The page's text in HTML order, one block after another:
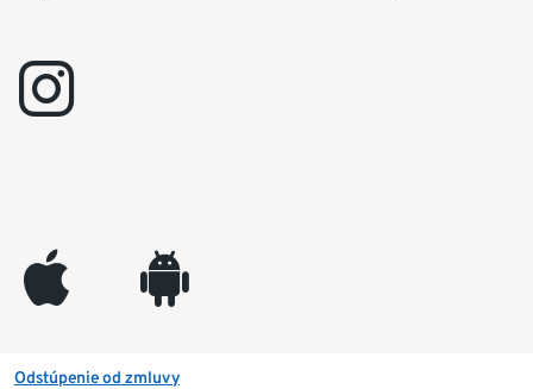
instagram
appleinc android
Odstúpenie od zmluvy